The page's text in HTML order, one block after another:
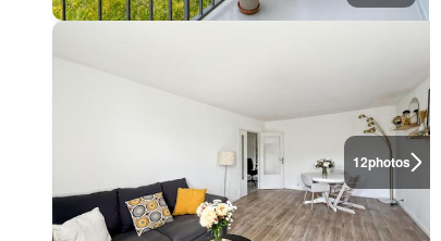
12photos